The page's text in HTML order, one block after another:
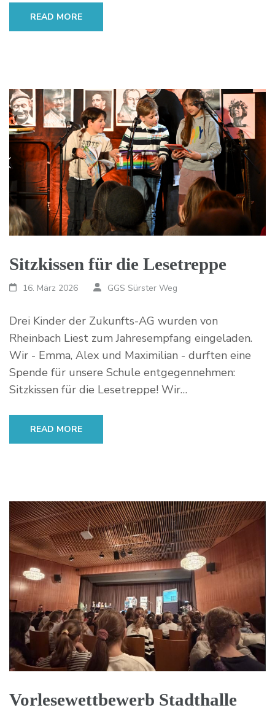
READ MORE
Sitzkissen für die Lesetreppe
16. März 2026 GGS Sürster Weg
Drei Kinder der Zukunfts-AG wurden von
Rheinbach Liest zum Jahresempfang eingeladen.
Wir - Emma, Alex und Maximilian - durften eine
Spende für unsere Schule entgegennehmen:
Sitzkissen für die Lesetreppe! Wir…
READ MORE
Vorlesewettbewerb Stadthalle